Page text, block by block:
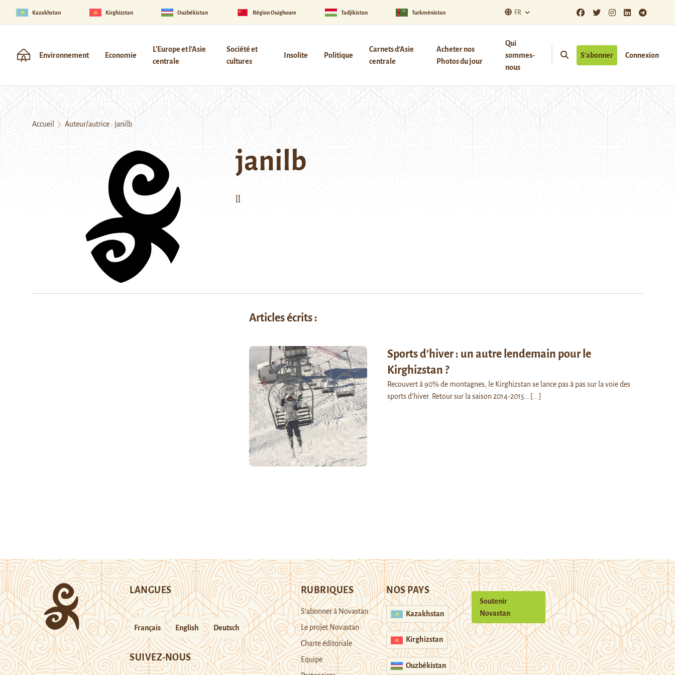
Kazakhstan Kirghizstan Ouzbékistan Région Ouïghoure Tadjikistan Turkménistan FR
Environnement Economie
L'Europe et l'Asie
centrale
Société et
cultures
Insolite Politique
Carnets d’Asie
centrale
Acheter nos
Photos du jour
Qui
sommes-
nous
S’abonner Connexion
Accueil Auteur/autrice : janilb
janilb
ll
Articles écrits :
Sports d’hiver : un autre lendemain pour le
Kirghizstan ?
Recouvert à 90% de montagnes, le Kirghizstan se lance pas à pas sur la voie des
sports d'hiver. Retour sur la saison 2014-2015…
[...]
LANGUES
Français English Deutsch
SUIVEZ-NOUS
RUBRIQUES
S’abonner à Novastan
Le projet Novastan
Charte éditoriale
Equipe
NOS PAYS
Kazakhstan
Kirghizstan
Ouzbékistan
Soutenir
Novastan